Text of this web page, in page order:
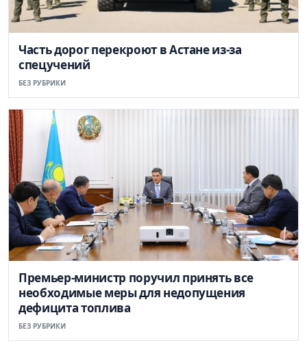
Часть дорог перекроют в Астане из-за
спецучений
БЕЗ РУБРИКИ
Премьер-министр поручил принять все
необходимые меры для недопущения
дефицита топлива
БЕЗ РУБРИКИ